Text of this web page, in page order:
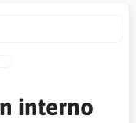
interno